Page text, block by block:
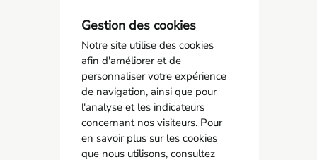
SPSTI 23/87
05 55 77 65 63
contact@spsti23-87.fr
Gestion des cookies
Notre site utilise des cookies
afin d'améliorer et de
personnaliser votre expérience
de navigation, ainsi que pour
l'analyse et les indicateurs
concernant nos visiteurs. Pour
en savoir plus sur les cookies
que nous utilisons, consultez